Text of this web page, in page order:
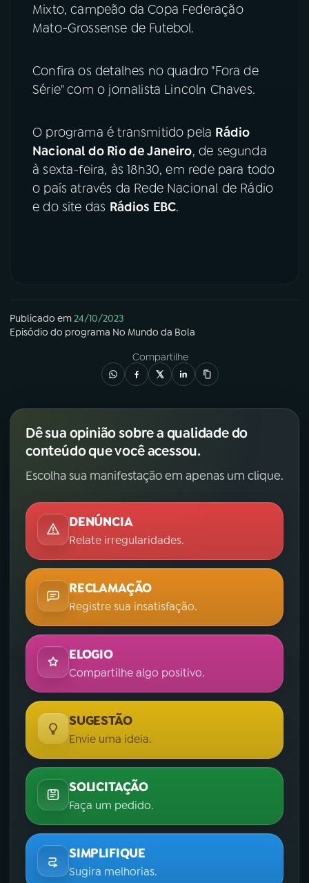
Mixto, campeão da Copa Federação
Mato-Grossense de Futebol.
Confira os detalhes no quadro "Fora de
Série" com o jornalista Lincoln Chaves.
O programa é transmitido pela Rádio
Nacional do Rio de Janeiro, de segunda
à sexta-feira, às 18h30, em rede para todo
o país através da Rede Nacional de Rádio
e do site das Rádios EBC.
Publicado em24/10/2023
Episódio do programa No Mundo da Bola
Compartilhe
Dê sua opinião sobre a qualidade do
conteúdo que você acessou.
Escolha sua manifestação em apenas um clique.
DENÚNCIA
Relate irregularidades.
RECLAMAÇÃO
Registre sua insatisfação.
ELOGIO
Compartilhe algo positivo.
SUGESTÃO
Envie uma ideia.
SOLICITAÇÃO
Faça um pedido.
SIMPLIFIQUE
Sugira melhorias.